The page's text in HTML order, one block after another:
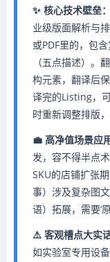
✨ 核心技术壁垒：
业级版面解析与
或PDF里的，包
（五点描述）。
构元素，翻译后
译完的Listing，
时重新调整排版
💼 高净值场景应用
发，容不得半点
SKU的店铺扩张
事）涉及复杂图
语）拓展，需要‘
⚠️ 客观槽点大实话
如实验室专用设